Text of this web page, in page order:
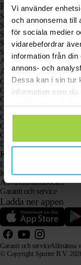
Vi använder
och annonserna till
för sociala medier
vidarebefordrar
information från
annons- och
Dessa kan i sin tur
information som du
Produkter
Spotter GPS-spårare X10
Spotter Senior GPS-klocka
Spotter GPS-klocka
Spotter GPS-klocka för
Spotter CatX
Animal Spotter
GPS-spårare
GPS-spårare för barn
GPS-klockor för barn
GPS-spårare för katter
GPS-spårare för hundar
GPS-spårare för äldre
GPS-spårare vid demens
Den populära larmklockan
Kundtjänst
Logga in
Kontakta vår kundtjänst
Användarhandböcker
Garanti och service
Ladda ner appen
© Copyright Spotter B.V.
Garanti och serviceAllmänna
Vår produktinformation får fritt